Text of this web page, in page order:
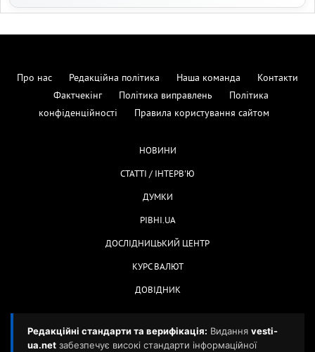
Про нас Редакційна політика Наша команда
Контакти
Фактчекінг
Політика виправлень
Політика
конфіденційності
Правила користування сайтом
НОВИНИ
СТАТТІ / ІНТЕРВ'Ю
ДУМКИ
РІВНІ.UA
ДОСЛІДНИЦЬКИЙ ЦЕНТР
КУРС ВАЛЮТ
ДОВІДНИК
Редакційні стандарти та верифікація: Видання vesti-
ua.net забезпечує високі стандарти інформаційної